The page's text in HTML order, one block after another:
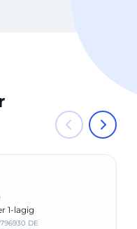
1-lagig
DE